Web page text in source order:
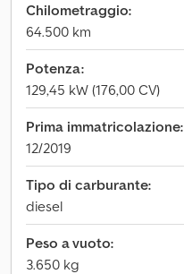
Chilometraggio:
64.500 km
Potenza:
129,45 kW (176,00 CV)
Prima immatricolazione:
12/2019
Tipo di carburante:
diesel
Peso a vuoto:
3.650 kg